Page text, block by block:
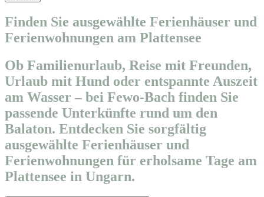
Finden Sie ausgewählte Ferienhäuser und
Ferienwohnungen am Plattensee
Ob Familienurlaub, Reise mit Freunden,
Urlaub mit Hund oder entspannte Auszeit
am Wasser – bei Fewo-Bach finden Sie
passende Unterkünfte rund um den
Balaton. Entdecken Sie sorgfältig
ausgewählte Ferienhäuser und
Ferienwohnungen für erholsame Tage am
Plattensee in Ungarn.